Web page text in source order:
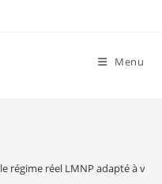
Menu
régime réel LMNP adapté à vos